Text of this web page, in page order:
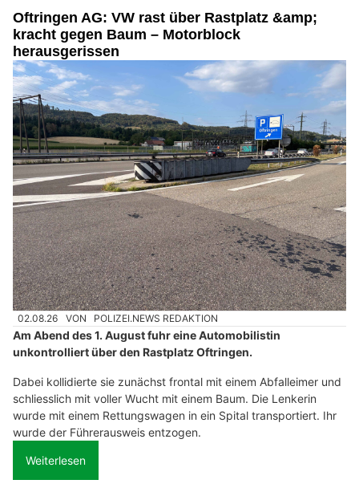
Oftringen AG: VW rast über Rastplatz &amp;
kracht gegen Baum – Motorblock
herausgerissen
02.08.26 VON POLIZEI.NEWS REDAKTION
Am Abend des 1. August fuhr eine Automobilistin
unkontrolliert über den Rastplatz Oftringen.
Dabei kollidierte sie zunächst frontal mit einem Abfalleimer und
schliesslich mit voller Wucht mit einem Baum. Die Lenkerin
wurde mit einem Rettungswagen in ein Spital transportiert. Ihr
wurde der Führerausweis entzogen.
Weiterlesen